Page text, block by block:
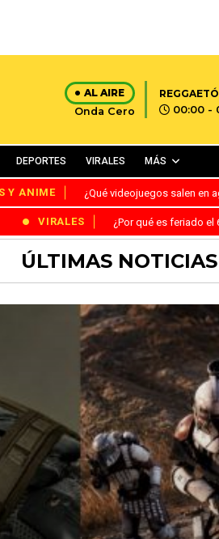
AL AIRE
Onda Cero
00:00 -
DEPORTES VIRALES MÁS
Y ANIME ¿Qué videojuegos salen en
VIRALES ¿Por qué es feriado el
ÚLTIMAS